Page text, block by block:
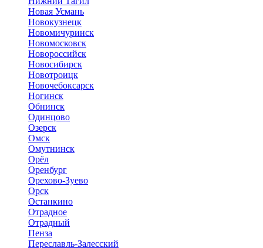
Новая Усмань
Новокузнецк
Новомичуринск
Новомосковск
Новороссийск
Новосибирск
Новотроицк
Новочебоксарск
Ногинск
Обнинск
Одинцово
Озерск
Омск
Омутнинск
Орёл
Оренбург
Орехово-Зуево
Орск
Останкино
Отрадное
Отрадный
Пенза
Переславль-Залесский